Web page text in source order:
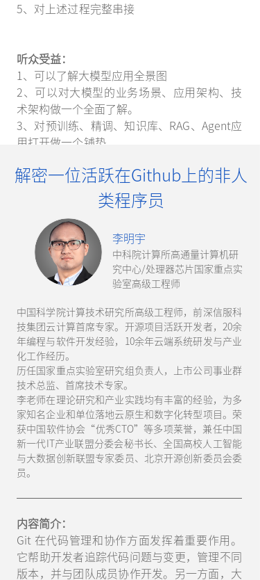
5、对上述过程完整串接
听众受益：
1、可以了解大模型应用全景图
2、可以对大模型的业务场景、应用架构、技
术架构做一个全面了解。
3、对预训练、精调、知识库、RAG、Agent应
用打开做一个铺垫
内容简介：
Git 在代码管理和协作方面发挥着重要作用。
它帮助开发者追踪代码问题与变更，管理不同
版本，并与团队成员协作开发。另一方面，大
李明宇
中科院计算所高通量计算机研
究中心/处理器芯片国家重点实
验室高级工程师
中国科学院计算技术研究所高级工程师，前深信服科
技集团云计算首席专家。开源项目活跃开发者，20余
年编程与软件开发经验，10余年云端系统研发与产业
化工作经历。
历任国家重点实验室研究组负责人，上市公司事业群
技术总监、首席技术专家。
李老师在理论研究和产业实践均有丰富的经验，为多
家知名企业和单位落地云原生和数字化转型项目。荣
获中国软件协会“优秀CTO”等多项莱誉，兼任中国
新一代IT产业联盟分委会秘书长、全国高校人工智能
与大数据创新联盟专家委员、北京开源创新委员会委
员。
解密一位活跃在Github上的非人
类程序员